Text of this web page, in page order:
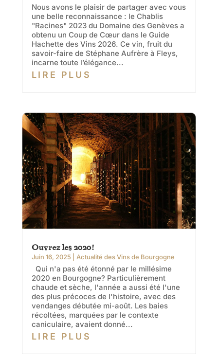
Nous avons le plaisir de partager avec vous
une belle reconnaissance : le Chablis
"Racines" 2023 du Domaine des Genèves a
obtenu un Coup de Cœur dans le Guide
Hachette des Vins 2026. Ce vin, fruit du
savoir-faire de Stéphane Aufrère à Fleys,
incarne toute l’élégance...
LIRE PLUS
Ouvrez les 2020!
Juin 16, 2025 Actualité des Vins de Bourgogne
Qui n'a pas été étonné par le millésime
2020 en Bourgogne? Particulièrement
chaude et sèche, l'année a aussi été l'une
des plus précoces de l'histoire, avec des
vendanges débutée mi-août. Les baies
récoltées, marquées par le contexte
caniculaire, avaient donné...
LIRE PLUS